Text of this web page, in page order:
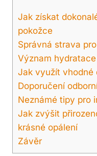
Jak získat
pokožce
Správná strava
Význam
Jak využít vhodné
Doporučení
Neznámé tipy pro
Jak zvýšit
krásné opálení
Závěr